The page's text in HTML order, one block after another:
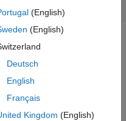
엽니다. 모델에 이름이
있다고 가정하겠습니다.
(English)
(English)
Deutsch
English
Français
Kingdom (English)